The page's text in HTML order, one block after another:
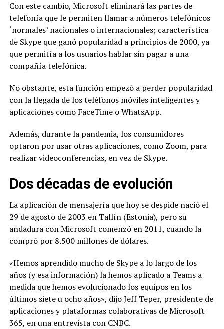
Con este cambio, Microsoft eliminará las partes de
telefonía que le permiten llamar a números telefónicos
‘normales’ nacionales o internacionales; característica
de Skype que ganó popularidad a principios de 2000, ya
que permitía a los usuarios hablar sin pagar a una
compañía telefónica.
No obstante, esta función empezó a perder popularidad
con la llegada de los teléfonos móviles inteligentes y
aplicaciones como FaceTime o WhatsApp.
Además, durante la pandemia, los consumidores
optaron por usar otras aplicaciones, como Zoom, para
realizar videoconferencias, en vez de Skype.
Dos décadas de evolución
La aplicación de mensajería que hoy se despide nació el
29 de agosto de 2003 en Tallín (Estonia), pero su
andadura con Microsoft comenzó en 2011, cuando la
compró por 8.500 millones de dólares.
«Hemos aprendido mucho de Skype a lo largo de los
años (y esa información) la hemos aplicado a Teams a
medida que hemos evolucionado los equipos en los
últimos siete u ocho años», dijo Jeff Teper, presidente de
aplicaciones y plataformas colaborativas de Microsoft
365, en una entrevista con CNBC.